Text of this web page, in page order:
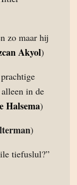
zo maar hij
Akyol)
in de
Halsema)
)
tiefuslul?”